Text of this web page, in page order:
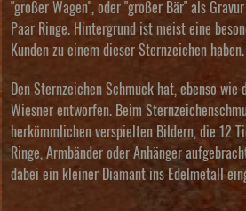
"großer Wagen", oder "großer Bär" als
Paar Ringe. Hintergrund ist meist eine
Kunden zu einem dieser Sternzeichen haben.
Den Sternzeichen Schmuck hat, ebenso wie
Wiesner entworfen. Beim
herkömmlichen verspielten Bildern, die 12
Ringe, Armbänder oder Anhänger
dabei ein kleiner Diamant ins Edelmetall